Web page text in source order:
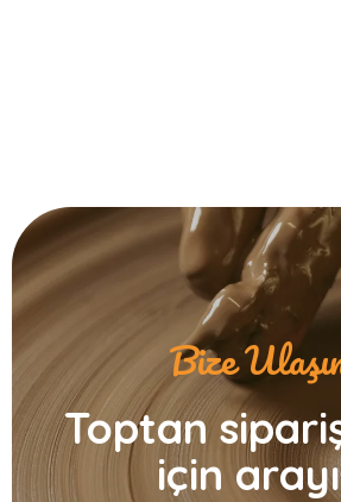
Bize
Toptan
için